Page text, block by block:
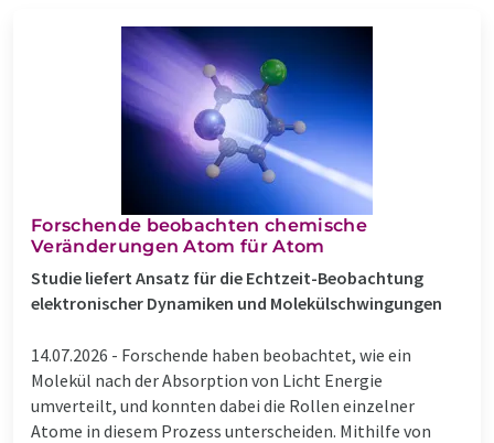
Forschende beobachten chemische
Veränderungen Atom für Atom
Studie liefert Ansatz für die Echtzeit-Beobachtung
elektronischer Dynamiken und Molekülschwingungen
14.07.2026 - Forschende haben beobachtet, wie ein
Molekül nach der Absorption von Licht Energie
umverteilt, und konnten dabei die Rollen einzelner
Atome in diesem Prozess unterscheiden. Mithilfe von